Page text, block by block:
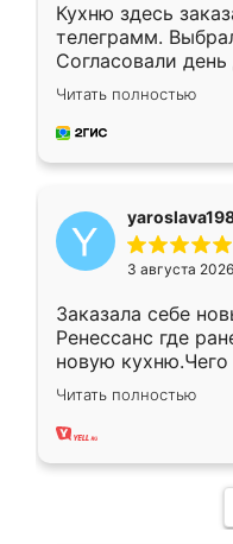
Кухню здесь
телеграмм.
Согласовали
недели кухня
довольны
мебель за
Читать полностью
3 августа 2026
Заказала себе
Ренессанс где
новую кухню.Чего
вполне довольна.
два года,
Читать полностью